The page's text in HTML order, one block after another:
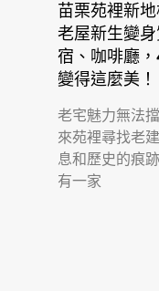
苗栗苑裡新
老屋新生變
宿、咖啡廳
變得這麼美！
老宅魅力無法
來苑裡尋找老
息和歷史的痕
有一家